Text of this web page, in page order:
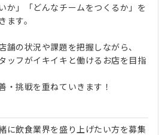
か」「どんなチームをつくるか」を
ます。
舗の状況や課題を把握しながら、
ッフがイキイキと働けるお店を目指
・挑戦を重ねていきます！
に飲食業界を盛り上げたい方を募集